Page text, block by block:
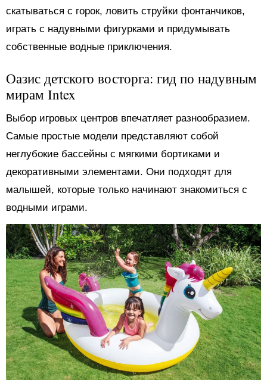
скатываться с горок, ловить струйки фонтанчиков,
играть с надувными фигурками и придумывать
собственные водные приключения.
Оазис детского восторга: гид по надувным
мирам Intex
Выбор игровых центров впечатляет разнообразием.
Самые простые модели представляют собой
неглубокие бассейны с мягкими бортиками и
декоративными элементами. Они подходят для
малышей, которые только начинают знакомиться с
водными играми.